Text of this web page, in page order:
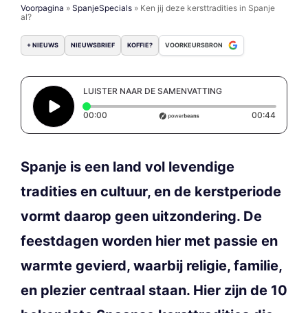
Voorpagina » SpanjeSpecials » Ken jij deze kersttradities in Spanje
al?
+ NIEUWS NIEUWSBRIEF KOFFIE? VOORKEURSBRON
LUISTER NAAR DE SAMENVATTING
00:00 Elapsed time: 0 seconds 00:44
Spanje is een land vol levendige
tradities en cultuur, en de kerstperiode
vormt daarop geen uitzondering. De
feestdagen worden hier met passie en
warmte gevierd, waarbij religie, familie,
en plezier centraal staan. Hier zijn de 10